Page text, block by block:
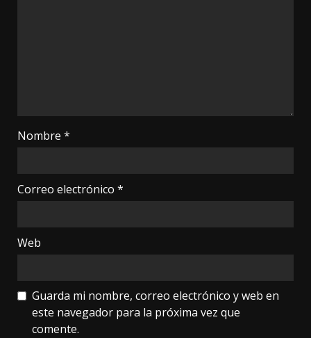
Nombre *
Correo electrónico *
Web
Guarda mi nombre, correo electrónico y web en
este navegador para la próxima vez que
comente.